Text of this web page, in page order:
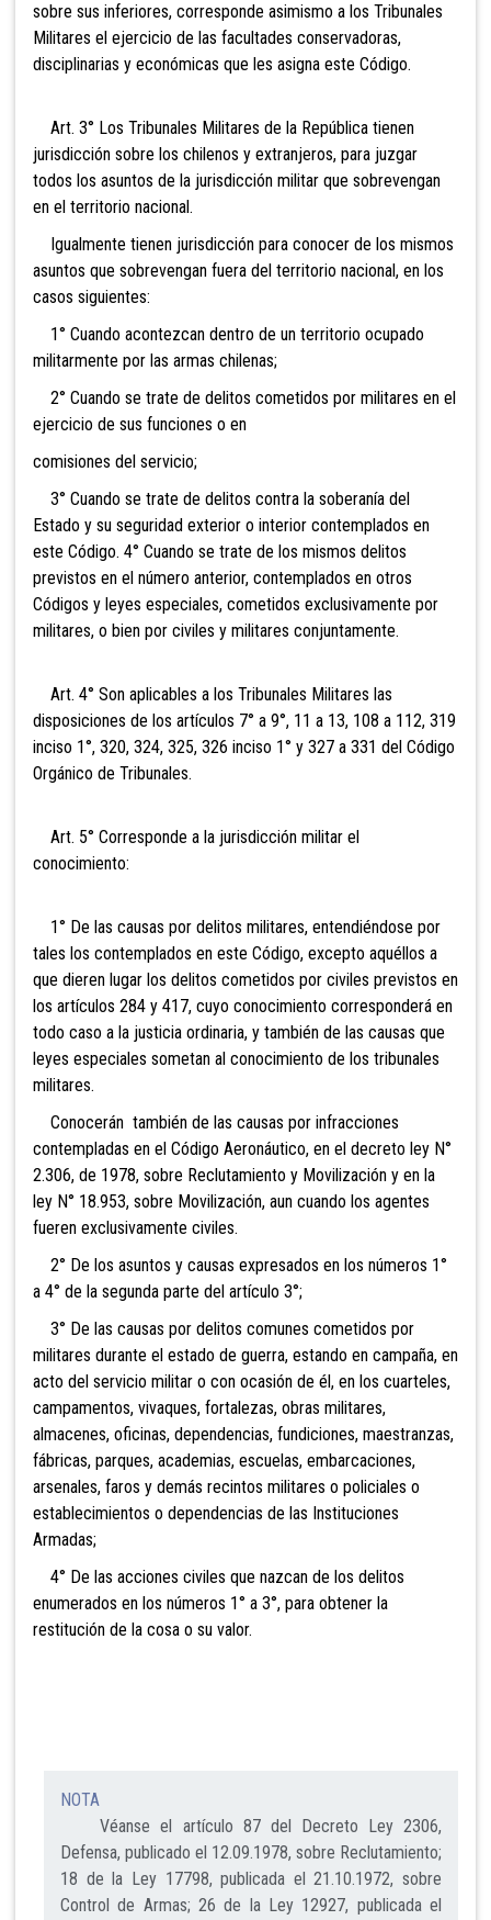
sobre sus inferiores, corresponde asimismo a los Tribunales
Militares el ejercicio de las facultades conservadoras,
disciplinarias y económicas que les asigna este Código.
Art. 3° Los Tribunales Militares de la República tienen
jurisdicción sobre los chilenos y extranjeros, para juzgar
todos los asuntos de la jurisdicción militar que sobrevengan
en el territorio nacional.
Igualmente tienen jurisdicción para conocer de los mismos
asuntos que sobrevengan fuera del territorio nacional, en los
casos siguientes:
1° Cuando acontezcan dentro de un territorio ocupado
militarmente por las armas chilenas;
2° Cuando se trate de delitos cometidos por militares en el
ejercicio de sus funciones o en
comisiones del servicio;
3° Cuando se trate de delitos contra la soberanía del
Estado y su seguridad exterior o interior contemplados en
este Código. 4° Cuando se trate de los mismos delitos
previstos en el número anterior, contemplados en otros
Códigos y leyes especiales, cometidos exclusivamente por
militares, o bien por civiles y militares conjuntamente.
Art. 4° Son aplicables a los Tribunales Militares las
disposiciones de los artículos 7° a 9°, 11 a 13, 108 a 112, 319
inciso 1°, 320, 324, 325, 326 inciso 1° y 327 a 331 del Código
Orgánico de Tribunales.
Art. 5° Corresponde a la jurisdicción militar el
conocimiento:
1° De las causas por delitos militares, entendiéndose por
tales los contemplados en este Código, excepto aquéllos a
que dieren lugar los delitos cometidos por civiles previstos en
los artículos 284 y 417, cuyo conocimiento corresponderá en
todo caso a la justicia ordinaria, y también de las causas que
leyes especiales sometan al conocimiento de los tribunales
militares.
Conocerán también de las causas por infracciones
contempladas en el Código Aeronáutico, en el decreto ley N°
2.306, de 1978, sobre Reclutamiento y Movilización y en la
ley N° 18.953, sobre Movilización, aun cuando los agentes
fueren exclusivamente civiles.
2° De los asuntos y causas expresados en los números 1°
a 4° de la segunda parte del artículo 3°;
3° De las causas por delitos comunes cometidos por
militares durante el estado de guerra, estando en campaña, en
acto del servicio militar o con ocasión de él, en los cuarteles,
campamentos, vivaques, fortalezas, obras militares,
almacenes, oficinas, dependencias, fundiciones, maestranzas,
fábricas, parques, academias, escuelas, embarcaciones,
arsenales, faros y demás recintos militares o policiales o
establecimientos o dependencias de las Instituciones
Armadas;
4° De las acciones civiles que nazcan de los delitos
enumerados en los números 1° a 3°, para obtener la
restitución de la cosa o su valor.
NOTA
Véanse el artículo 87 del Decreto Ley 2306,
Defensa, publicado el 12.09.1978, sobre Reclutamiento;
18 de la Ley 17798, publicada el 21.10.1972, sobre
Control de Armas; 26 de la Ley 12927, publicada el